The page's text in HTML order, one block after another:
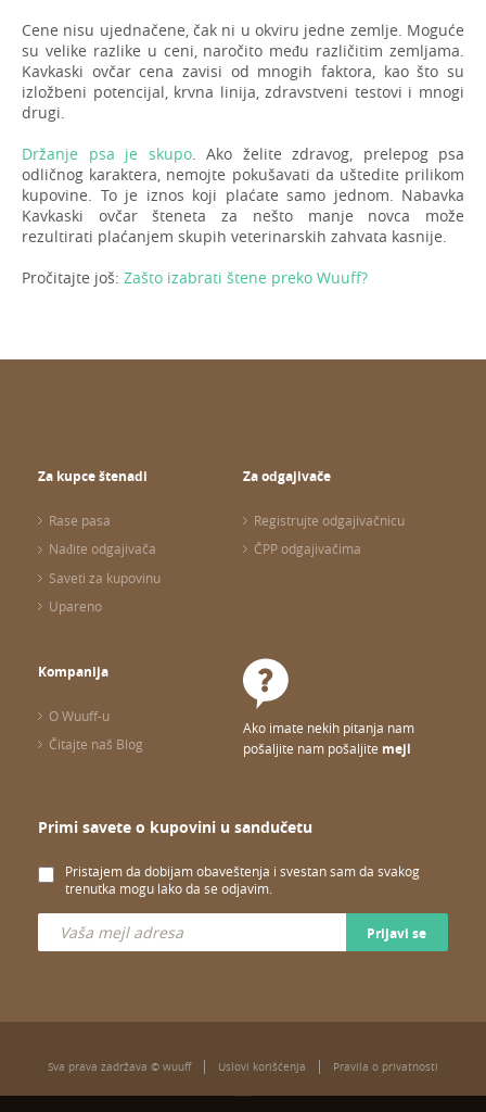
Cene nisu ujednačene, čak ni u okviru jedne zemlje. Moguće
su velike razlike u ceni, naročito među različitim zemljama.
Kavkaski ovčar cena zavisi od mnogih faktora, kao što su
izložbeni potencijal, krvna linija, zdravstveni testovi i mnogi
drugi.
Držanje psa je skupo. Ako želite zdravog, prelepog psa
odličnog karaktera, nemojte pokušavati da uštedite prilikom
kupovine. To je iznos koji plaćate samo jednom. Nabavka
Kavkaski ovčar šteneta za nešto manje novca može
rezultirati plaćanjem skupih veterinarskih zahvata kasnije.
Pročitajte još: Zašto izabrati štene preko Wuuff?
Za kupce štenadi
Rase pasa
Nađite odgajivača
Saveti za kupovinu
Upareno
Za odgajivače
Registrujte odgajivačnicu
ČPP odgajivačima
Kompanija
O Wuuff-u
Čitajte naš Blog
Ako imate nekih pitanja nam
pošaljite nam pošaljite mejl
Primi savete o kupovini u sandučetu
Pristajem da dobijam obaveštenja i svestan sam da svakog
trenutka mogu lako da se odjavim.
Prijavi se
Sva prava zadržava © wuuff Uslovi korišćenja Pravila o privatnosti